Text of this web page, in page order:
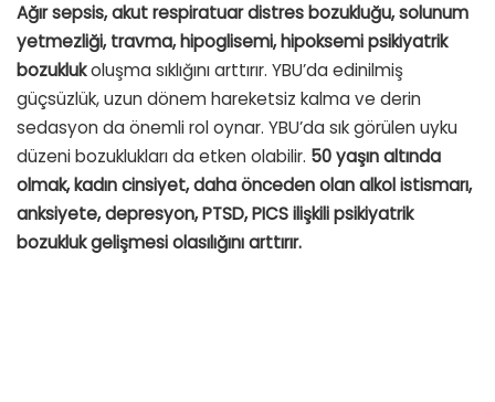
Ağır sepsis, akut respiratuar distres bozukluğu, solunum
yetmezliği, travma, hipoglisemi,hipoksemipsikiyatrik
bozuklukoluşma sıklığını arttırır. YBU’da edinilmiş
güçsüzlük, uzun dönem hareketsiz kalma ve derin
sedasyon da önemli rol oynar. YBU’da sık görülen uyku
düzeni bozuklukları da etken olabilir. 50 yaşın altında
olmak, kadın cinsiyet, daha önceden olan alkol istismarı,
anksiyete, depresyon, PTSD, PICS ilişkili psikiyatrik
bozukluk gelişmesi olasılığını arttırır.